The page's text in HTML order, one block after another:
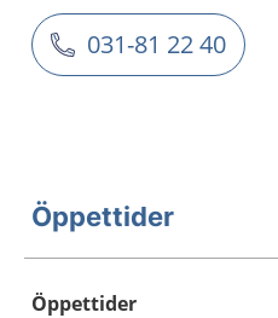
031-81 22 40
Öppettider
Öppettider